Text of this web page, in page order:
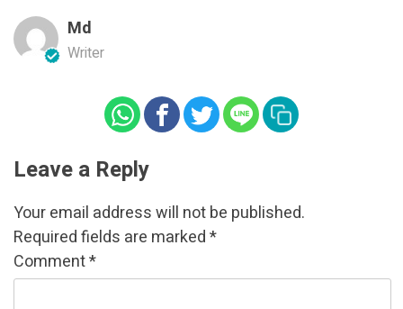
Md
Writer
Leave a Reply
Your email address will not be published.
Required fields are marked*
Comment*